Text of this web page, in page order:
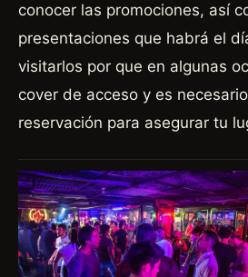
conocer las promociones, así
presentaciones que habrá el
visitarlos por que en algunas
cover de acceso y es
reservación para asegurar tu